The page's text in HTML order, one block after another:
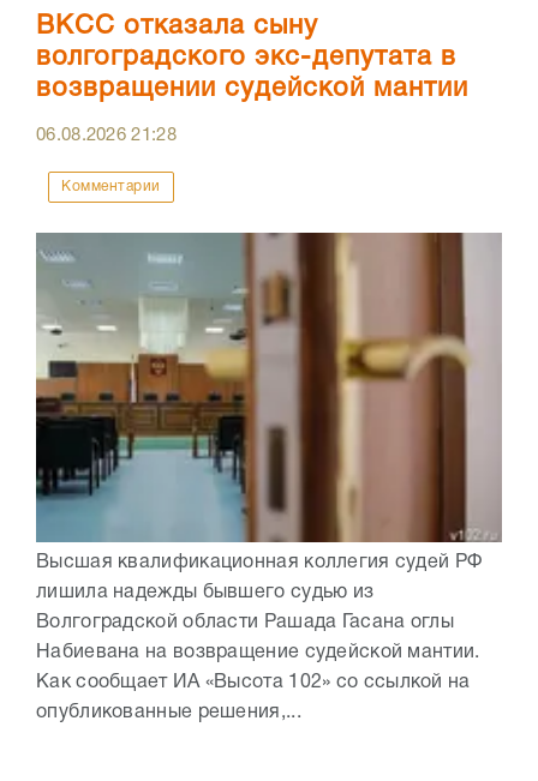
ВКСС отказала сыну
волгоградского экс-депутата в
возвращении судейской мантии
06.08.202621:28
Комментарии
Высшая квалификационная коллегия судей РФ
лишила надежды бывшего судью из
Волгоградской области Рашада Гасана оглы
Набиевана на возвращение судейской мантии.
Как сообщает ИА «Высота 102» со ссылкой на
опубликованные решения,...